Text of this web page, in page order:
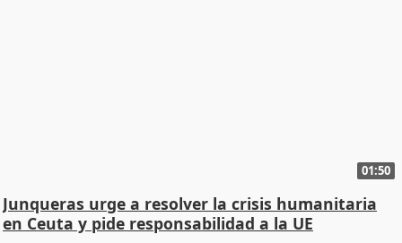
01:50
Junqueras urge a resolver la crisis humanitaria
en Ceuta y pide responsabilidad a la UE